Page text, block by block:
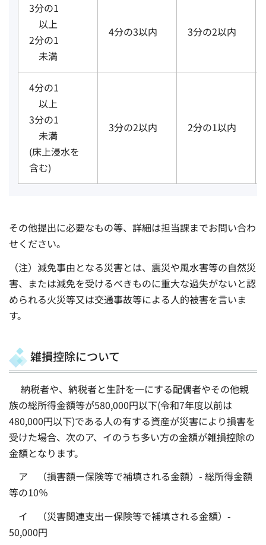
3分の1
以上
2分の1
未満
4分の3以内 3分の2以内
4分の1
以上
3分の1
未満
(床上浸水を
含む)
3分の2以内 2分の1以内
その他提出に必要なもの等、詳細は担当課までお問い合わ
せください。
（注）減免事由となる災害とは、震災や風水害等の自然災
害、または減免を受けるべきものに重大な過失がないと認
められる火災等又は交通事故等による人的被害を言いま
す。
雑損控除について
納税者や、納税者と生計を一にする配偶者やその他親
族の総所得金額等が580,000円以下(令和7年度以前は
480,000円以下)である人の有する資産が災害により損害を
受けた場合、次のア、イのうち多い方の金額が雑損控除の
金額となります。
ア （損害額ー保険等で補填される金額）- 総所得金額
等の10％
イ （災害関連支出ー保険等で補填される金額）-
50,000円